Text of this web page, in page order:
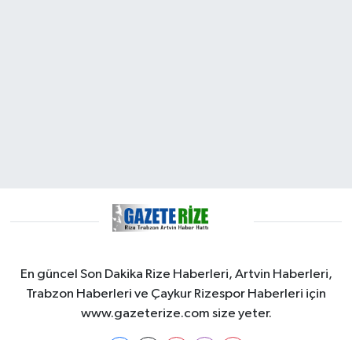
En güncel Son Dakika Rize Haberleri, Artvin Haberleri,
Trabzon Haberleri ve Çaykur Rizespor Haberleri için
www.gazeterize.com size yeter.